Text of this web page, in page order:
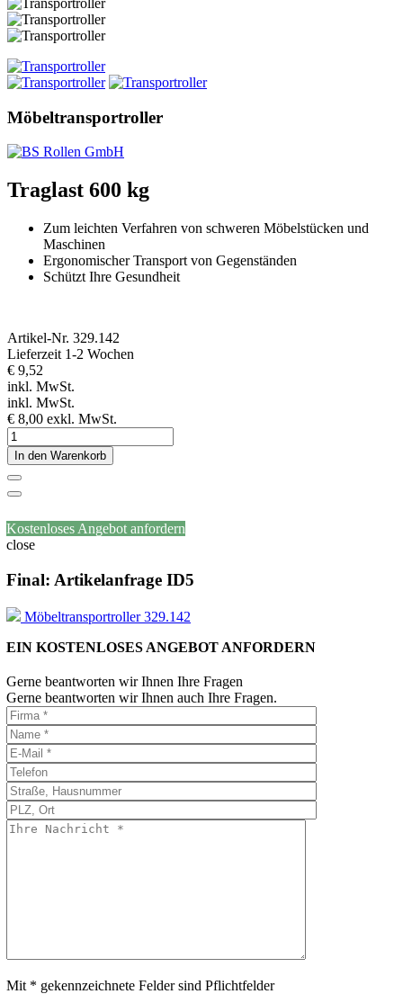
Möbeltransportroller
Traglast 600 kg
Zum leichten Verfahren von schweren Möbelstücken und
Maschinen
Ergonomischer Transport von Gegenständen
Schützt Ihre Gesundheit
Artikel-Nr. 329.142
Lieferzeit 1-2 Wochen
€ 9,52
inkl. MwSt.
inkl. MwSt.
€ 8,00 exkl. MwSt.
In den Warenkorb
Kostenloses Angebot anfordern
close
Final: Artikelanfrage ID5
Möbeltransportroller 329.142
EIN KOSTENLOSES ANGEBOT ANFORDERN
Gerne beantworten wir Ihnen Ihre Fragen
Gerne beantworten wir Ihnen auch Ihre Fragen.
Mit * gekennzeichnete Felder sind Pflichtfelder